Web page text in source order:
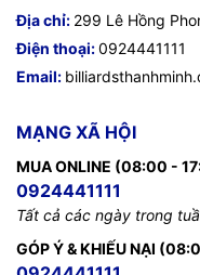
Địa chỉ: 299 Lê Hồng
Điện thoại:0924441111
Email:
MẠNG XÃ HỘI
MUA ONLINE (08:00 -
0924441111
Tất cả các ngày trong
GÓP Ý & KHIẾU NẠI